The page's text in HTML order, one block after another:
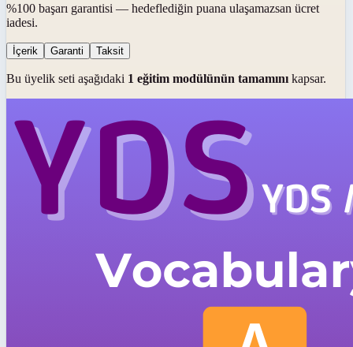
%100 başarı garantisi — hedeflediğin puana ulaşamazsan ücret
iadesi.
İçerik Garanti Taksit
Bu üyelik seti aşağıdaki 1 eğitim modülünün tamamını kapsar.